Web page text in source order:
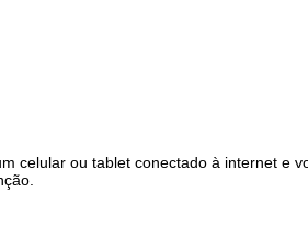
celular ou tablet conectado à internet e